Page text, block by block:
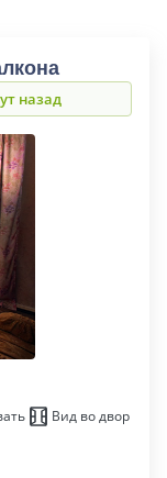
назад
Вид во двор